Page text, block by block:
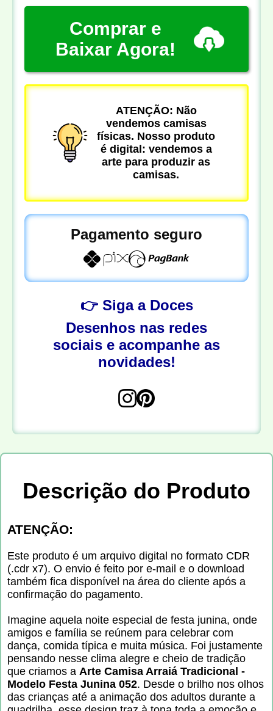
Comprar e
Baixar Agora!
ATENÇÃO: Não
vendemos camisas
físicas. Nosso produto
é digital: vendemos a
arte para produzir as
camisas.
Pagamento seguro
👉 Siga a Doces
Desenhos nas redes
sociais e acompanhe as
novidades!
Descrição do Produto
ATENÇÃO:
Este produto é um arquivo digital no formato CDR
(.cdr x7). O envio é feito por e-mail e o download
também fica disponível na área do cliente após a
confirmação do pagamento.
Imagine aquela noite especial de festa junina, onde
amigos e família se reúnem para celebrar com
dança, comida típica e muita música. Foi justamente
pensando nesse clima alegre e cheio de tradição
que criamos a Arte Camisa Arraiá Tradicional -
Modelo Festa Junina 052. Desde o brilho nos olhos
das crianças até a animação dos adultos durante a